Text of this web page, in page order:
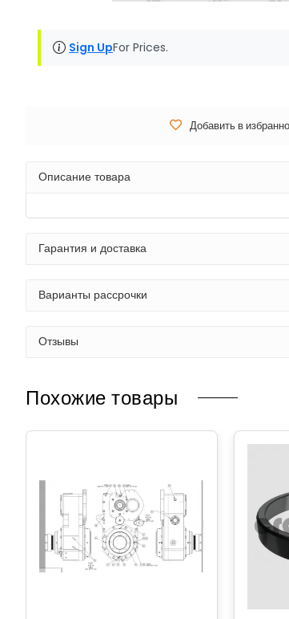
Sign UpFor Prices.
Добавить в
Описание товара
Гарантия и доставка
Варианты рассрочки
Отзывы
Похожие товары